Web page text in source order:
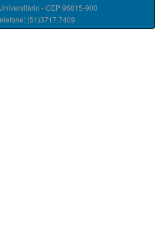
- CEP 96815-900
(51)3717.7409